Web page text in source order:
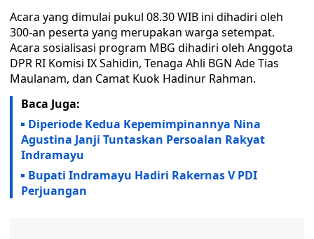
Acara yang dimulai pukul 08.30 WIB ini dihadiri oleh
300-an peserta yang merupakan warga setempat.
Acara sosialisasi program MBG dihadiri oleh Anggota
DPR RI Komisi IX Sahidin, Tenaga Ahli BGN Ade Tias
Maulanam, dan Camat Kuok Hadinur Rahman.
Baca Juga:
Diperiode Kedua Kepemimpinannya Nina
Agustina Janji Tuntaskan Persoalan Rakyat
Indramayu
Bupati Indramayu Hadiri Rakernas V PDI
Perjuangan